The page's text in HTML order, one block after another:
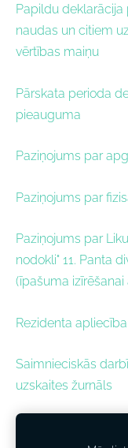
Papildu
naudas un citiem
vērtības maiņu
Pārskata perioda
pieauguma
Paziņojums par
Paziņojums par
Paziņojums par
nodokli" 11. Panta
(īpašuma izīrēšanai
Rezidenta
Saimnieciskās
uzskaites žurnāls